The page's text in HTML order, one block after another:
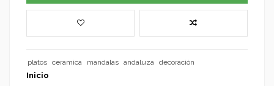
platos ceramica mandalas andaluza decoración
Inicio